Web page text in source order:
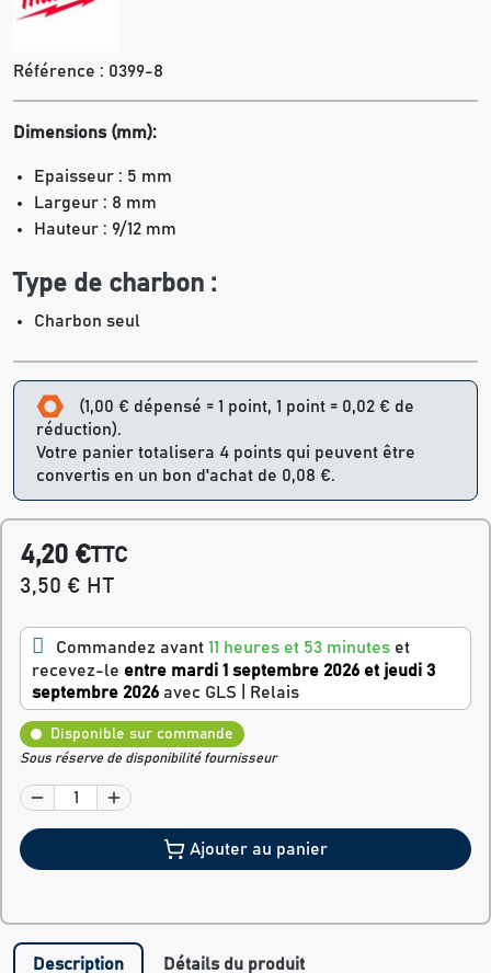
Référence : 0399-8
Dimensions (mm):
Epaisseur : 5 mm
Largeur : 8 mm
Hauteur : 9/12 mm
Type de charbon :
Charbon seul
(1,00 € dépensé = 1 point, 1 point = 0,02 € de
réduction).
Votre panier totalisera 4 points qui peuvent être
convertis en un bon d'achat de 0,08 €.
4,20 €TTC
3,50 € HT
Commandez avant 11 heures et 53 minutes et
recevez-le entre mardi 1 septembre 2026 et jeudi 3
septembre 2026 avec GLS | Relais
Disponible sur commande
Sous réserve de disponibilité fournisseur
Ajouter au panier
Description Détails du produit